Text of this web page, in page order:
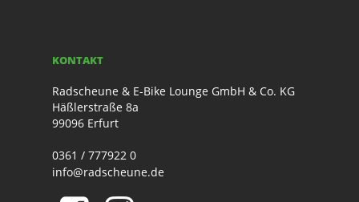
KONTAKT
Radscheune & E-Bike Lounge GmbH & Co. KG
Häßlerstraße 8a
99096 Erfurt
0361 / 777922 0
info@radscheune.de